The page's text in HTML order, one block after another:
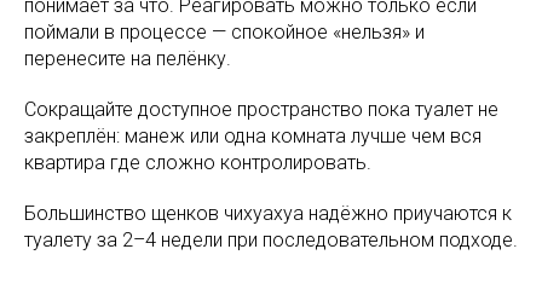
понимает за что. Реагировать можно только если
поймали в процессе — спокойное «нельзя» и
перенесите на пелёнку.
Сокращайте доступное пространство пока туалет не
закреплён: манеж или одна комната лучше чем вся
квартира где сложно контролировать.
Большинство щенков чихуахуа надёжно приучаются к
туалету за 2–4 недели при последовательном подходе.